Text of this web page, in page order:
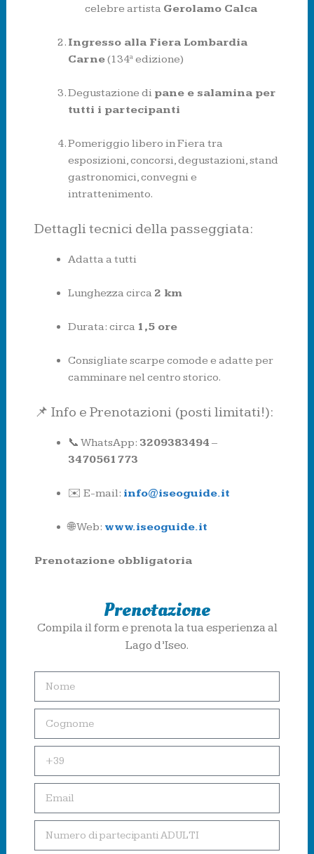
celebre artista Gerolamo Calca
Ingresso alla Fiera Lombardia
Carne(134ª edizione)
Degustazione di pane e salamina per
tutti i partecipanti
Pomeriggio libero in Fiera tra
esposizioni, concorsi, degustazioni, stand
gastronomici, convegni e
intrattenimento.
Dettagli tecnici della passeggiata:
Adatta a tutti
Lunghezza circa 2 km
Durata: circa 1,5 ore
Consigliate scarpe comode e adatte per
camminare nel centro storico.
📌 Info e Prenotazioni (posti limitati!):
📞 WhatsApp: 3209383494 –
3470561773
✉️ E-mail: info@iseoguide.it
🌐 Web: www.iseoguide.it
Prenotazione obbligatoria
Prenotazione
Compila il form e prenota la tua esperienza al
Lago d’Iseo.